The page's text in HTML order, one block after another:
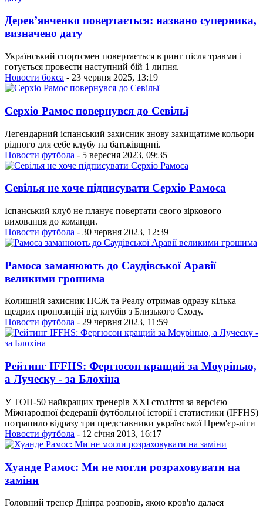
Дерев’янченко повертається: названо суперника,
визначено дату
Український спортсмен повертається в ринг після травми і
готується провести наступний бій 1 липня.
Новости бокса - 23 червня 2025, 13:19
Серхіо Рамос повернувся до Севільї
Легендарний іспанський захисник знову захищатиме кольори
рідного для себе клубу на батьківщині.
Новости футбола - 5 вересня 2023, 09:35
Севілья не хоче підписувати Серхіо Рамоса
Іспанський клуб не планує повертати свого зіркового
вихованця до команди.
Новости футбола - 30 червня 2023, 12:39
Рамоса заманюють до Саудівської Аравії
великими грошима
Колишній захисник ПСЖ та Реалу отримав одразу кілька
щедрих пропозицій від клубів з Близького Сходу.
Новости футбола - 29 червня 2023, 11:59
Рейтинг IFFHS: Фергюсон кращий за Моурінью,
а Луческу - за Блохіна
У ТОП-50 найкращих тренерів XXI століття за версією
Міжнародної федерації футбольної історії і статистики (IFFHS)
потрапило відразу три представники української Прем'єр-ліги
Новости футбола - 12 січня 2013, 16:17
Хуанде Рамос: Ми не могли розраховувати на
заміни
Головний тренер Дніпра розповів, якою кров'ю далася